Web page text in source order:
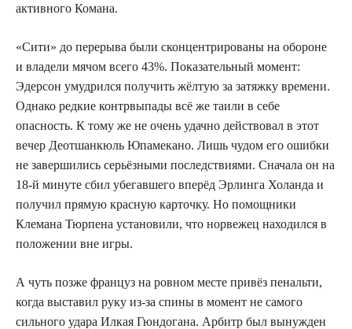
активного Комана.
«Сити» до перерыва были сконцентрированы на обороне
и владели мячом всего 43%. Показательный момент:
Эдерсон умудрился получить жёлтую за затяжку времени.
Однако редкие контрвыпады всё же таили в себе
опасность. К тому же не очень удачно действовал в этот
вечер Деотшанкюль Юпамекано. Лишь чудом его ошибки
не завершились серьёзными последствиями. Сначала он на
18-й минуте сбил убегавшего вперёд Эрлинга Холанда и
получил прямую красную карточку. Но помощники
Клемана Тюрпена установили, что норвежец находился в
положении вне игры.
А чуть позже француз на ровном месте привёз пенальти,
когда выставил руку из-за спины в момент не самого
сильного удара Илкая Гюндогана. Арбитр был вынужден